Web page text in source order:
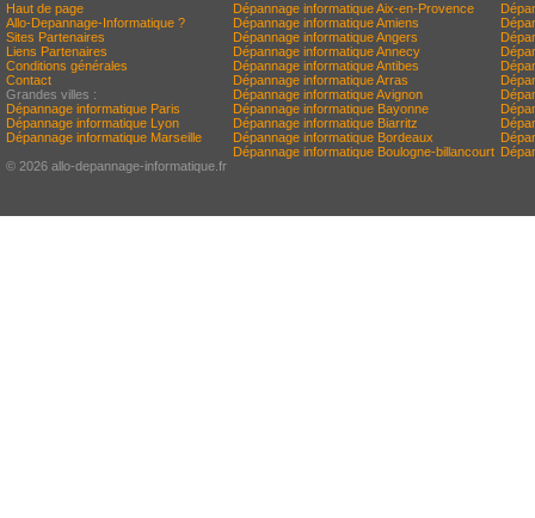
Haut de page
Allo-Depannage-Informatique ?
Sites Partenaires
Liens Partenaires
Conditions générales
Contact
Grandes villes :
Dépannage informatique Paris
Dépannage informatique Lyon
Dépannage informatique Marseille
© 2026 allo-depannage-informatique.fr
Dépannage informatique Aix-en-Provence
Dépannage informatique Amiens
Dépannage informatique Angers
Dépannage informatique Annecy
Dépannage informatique Antibes
Dépannage informatique Arras
Dépannage informatique Avignon
Dépannage informatique Bayonne
Dépannage informatique Biarritz
Dépannage informatique Bordeaux
Dépannage informatique Boulogne-billancourt